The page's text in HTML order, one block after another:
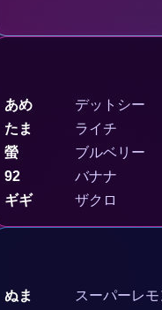
あめ
デットシー
たま
ライチ
螢
ブルベリー
92
バナナ
ギギ
ザクロ
ぬま
スーパーレモ